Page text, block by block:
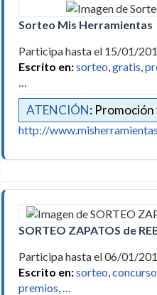
Sorteo Mis Herramientas
Participa hasta el 15/01/
Escrito en:sorteo,gratis,
…
ATENCIÓN: Promoción
http://
SORTEO ZAPATOS de
Participa hasta el 06/01/
Escrito en:sorteo,concurso
premios, …